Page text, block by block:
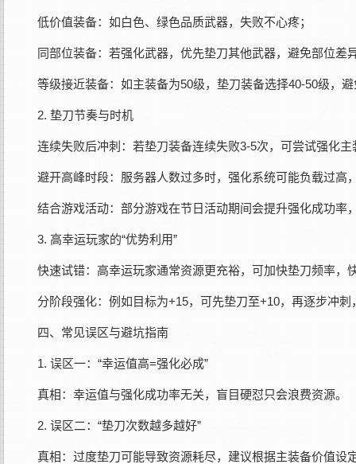
低价值装备‌：如白色、绿色品质武器，失败不心疼；
同部位装备‌：若强化武器，优先垫刀其他武器，避免部位差
等级接近装备‌：如主装备为50级，垫刀装备选择40-50级，
2. 垫刀节奏与时机‌
连续失败后冲刺‌：若垫刀装备连续失败3-5次，可尝试强化主
避开高峰时段‌：服务器人数过多时，强化系统可能负载过高
结合游戏活动‌：部分游戏在节日活动期间会提升强化成功率
3. 高幸运玩家的“优势利用”‌
快速试错‌：高幸运玩家通常资源更充裕，可加快垫刀频率，
分阶段强化‌：例如目标为+15，可先垫刀至+10，再逐步冲
四、常见误区与避坑指南‌
1. 误区一：“幸运值高=强化必成”‌
真相‌：幸运值与强化成功率无关，盲目硬怼只会浪费资源。
2. 误区二：“垫刀次数越多越好”‌
真相‌：过度垫刀可能导致资源耗尽，建议根据主装备价值设